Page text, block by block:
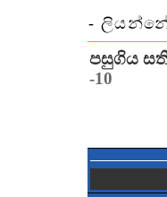
- ලියන්නේ
පසුගිය
-10